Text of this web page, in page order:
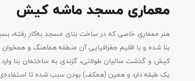
معماری مسجد ماشه کیش
هنر معماری خاصی که در ساخت بنای مسجد به‌کار رفته،
بنا شده و با اقلیم جغرافیایی آن منطقه هماهنگ و
کیش و گذشت سالیان طولانی، گزندی به ساختمان بنا
یک طبقه دارد و همین (همکف) بودن سبب شده تا استفاده‌ی